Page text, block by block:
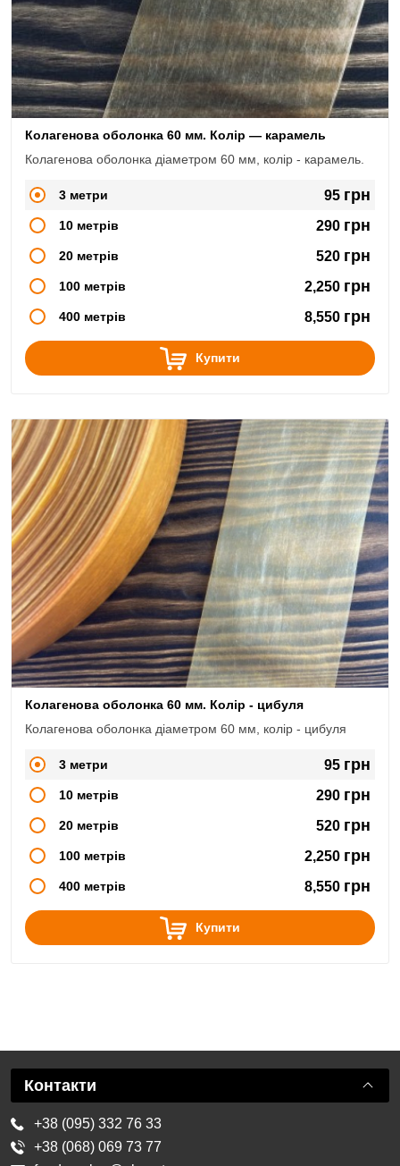
Колагенова оболонка 60 мм. Колір — карамель
Колагенова оболонка діаметром 60 мм, колір - карамель.
3 метри 95 грн
10 метрів 290 грн
20 метрів 520 грн
100 метрів 2,250 грн
400 метрів 8,550 грн
Купити
Колагенова оболонка 60 мм. Колір - цибуля
Колагенова оболонка діаметром 60 мм, колір - цибуля
3 метри 95 грн
10 метрів 290 грн
20 метрів 520 грн
100 метрів 2,250 грн
400 метрів 8,550 грн
Купити
Контакти
+38 (095) 332 76 33
+38 (068) 069 73 77